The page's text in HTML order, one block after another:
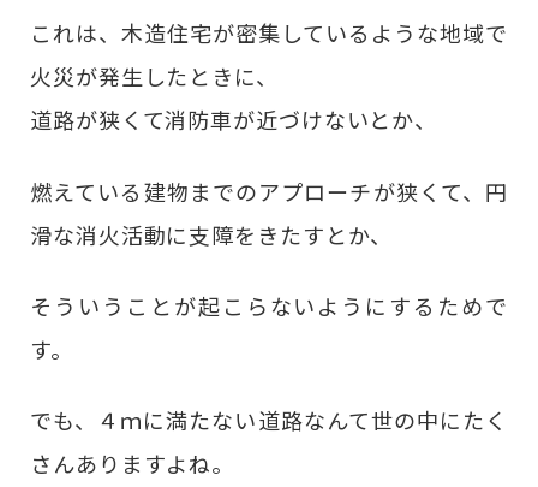
これは、木造住宅が密集しているような地域で
火災が発生したときに、
道路が狭くて消防車が近づけないとか、
燃えている建物までのアプローチが狭くて、円
滑な消火活動に支障をきたすとか、
そういうことが起こらないようにするためで
す。
でも、４ｍに満たない道路なんて世の中にたく
さんありますよね。